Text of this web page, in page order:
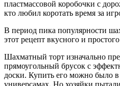
пластмассовой коробочки с
кто любил коротать время за
В период пика популярности
этот рецепт вкусного и
Шахматный торт изначально
прямоугольный брусок с
доски. Купить его можно было в
универсамах. Но хозяйки